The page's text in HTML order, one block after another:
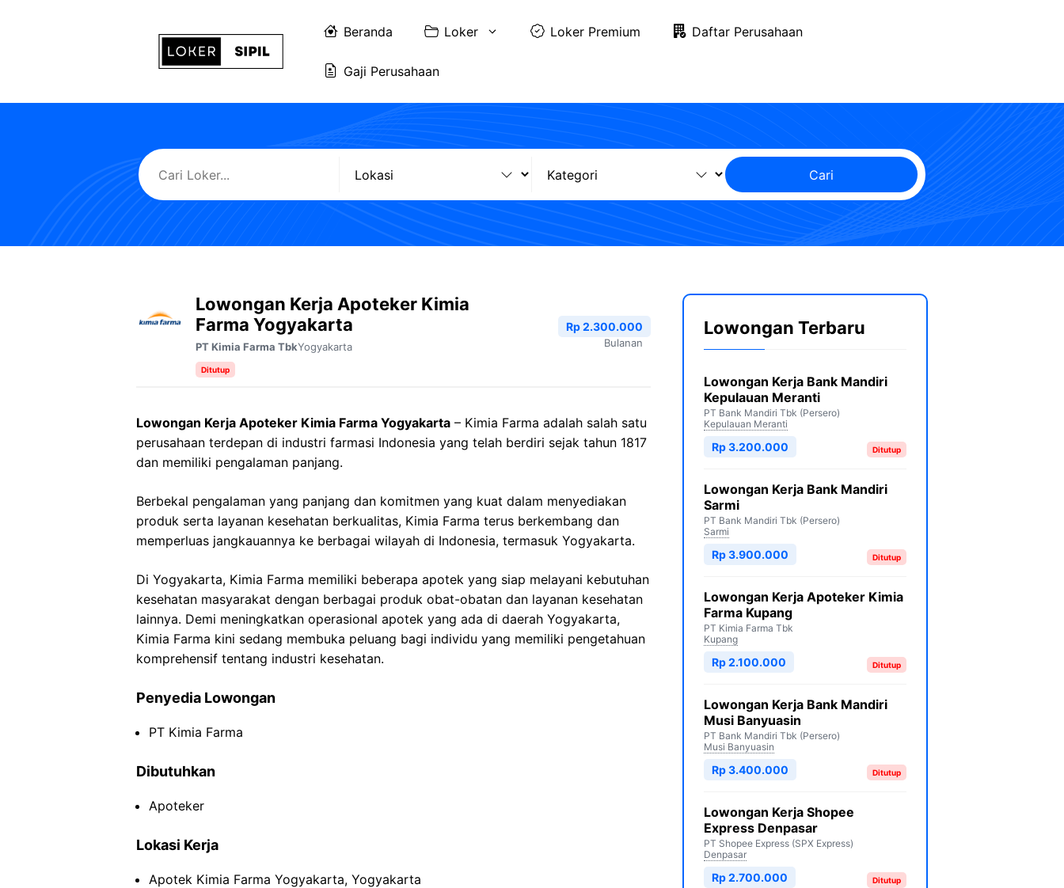
Beranda Loker Loker Premium Daftar Perusahaan
Gaji Perusahaan
Cari
Lowongan Kerja Apoteker Kimia
Farma Yogyakarta
PT Kimia Farma TbkYogyakarta
Ditutup
Rp 2.300.000
Bulanan
Lowongan Kerja Apoteker Kimia Farma Yogyakarta – Kimia Farma adalah salah satu
perusahaan terdepan di industri farmasi Indonesia yang telah berdiri sejak tahun 1817
dan memiliki pengalaman panjang.
Berbekal pengalaman yang panjang dan komitmen yang kuat dalam menyediakan
produk serta layanan kesehatan berkualitas, Kimia Farma terus berkembang dan
memperluas jangkauannya ke berbagai wilayah di Indonesia, termasuk Yogyakarta.
Di Yogyakarta, Kimia Farma memiliki beberapa apotek yang siap melayani kebutuhan
kesehatan masyarakat dengan berbagai produk obat-obatan dan layanan kesehatan
lainnya. Demi meningkatkan operasional apotek yang ada di daerah Yogyakarta,
Kimia Farma kini sedang membuka peluang bagi individu yang memiliki pengetahuan
komprehensif tentang industri kesehatan.
Penyedia Lowongan
PT Kimia Farma
Dibutuhkan
Apoteker
Lokasi Kerja
Apotek Kimia Farma Yogyakarta, Yogyakarta
Lowongan Terbaru
Lowongan Kerja Bank Mandiri
Kepulauan Meranti
PT Bank Mandiri Tbk (Persero)
Kepulauan Meranti
Ditutup
Rp 3.200.000
Lowongan Kerja Bank Mandiri
Sarmi
PT Bank Mandiri Tbk (Persero)
Sarmi
Ditutup
Rp 3.900.000
Lowongan Kerja Apoteker Kimia
Farma Kupang
PT Kimia Farma Tbk
Kupang
Ditutup
Rp 2.100.000
Lowongan Kerja Bank Mandiri
Musi Banyuasin
PT Bank Mandiri Tbk (Persero)
Musi Banyuasin
Ditutup
Rp 3.400.000
Lowongan Kerja Shopee
Express Denpasar
PT Shopee Express (SPX Express)
Denpasar
Ditutup
Rp 2.700.000